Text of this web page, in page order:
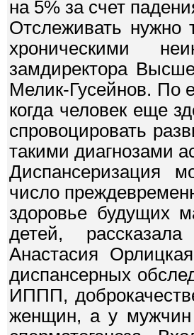
на 5% за счет
Отслеживать нужно
хроническими
замдиректора
Мелик-Гусейнов. По
когда человек еще
спровоцировать
такими диагнозами
Диспансеризация
число
здоровье будущих
детей,
Анастасия
диспансерных
ИППП,
женщин, а у мужчин